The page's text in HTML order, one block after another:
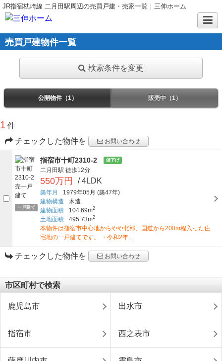
JR指宿枕崎線 二月田駅周辺の売買戸建・売家一覧｜三伸ホーム
売買戸建物件一覧
検索条件を変更
公開物件（1） 販売中（1）
1 件
チェックした物件を
お問い合わせ
一戸建て
指宿市十町2310-2 値下げ
二月田駅 徒歩12分
550万円 / 4LDK
築年月 1979年05月 (築47年)
建物構造
木造
建物面積
104.69m2
土地面積 495.73m2
本物件は指宿市中心地からやや北部、国道から200m程入った住
宅地の一戸建てです。 ・令和2年…
チェックした物件を お問い合わせ
市区町村で検索
鹿児島市 出水市
指宿市 西之表市